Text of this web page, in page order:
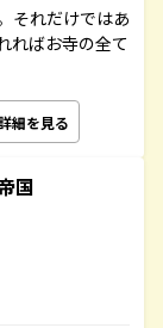
それだけではあ
ればお寺の全て
細を見る
国